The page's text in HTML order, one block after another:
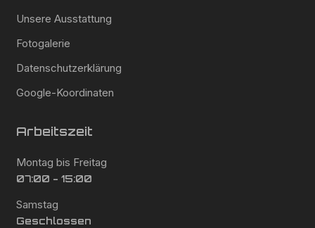
Unsere Ausstattung
Fotogalerie
Datenschutzerklärung
Google-Koordinaten
Arbeitszeit
Montag bis Freitag
07:00 - 15:00
Samstag
Geschlossen